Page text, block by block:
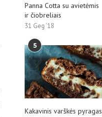
Panna Cotta su avietėmis
ir čiobreliais
31 Geg ’18
5
Kakavinis varškės pyragas